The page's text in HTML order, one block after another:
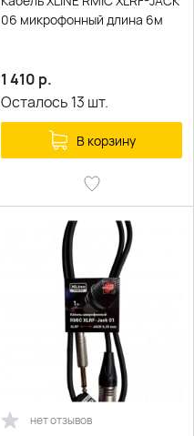
06 микрофонный длина 6м
1 410 р.
Осталось 13 шт.
В корзину
нет отзывов